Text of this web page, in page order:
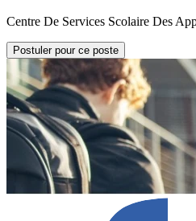
Centre De Services Scolaire Des
Postuler pour ce poste